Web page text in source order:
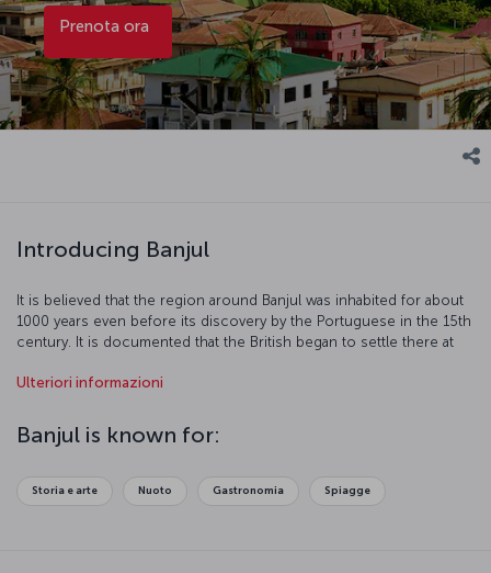
Prenota ora
Introducing Banjul
It is believed that the region around Banjul was inhabited for about
1000 years even before its discovery by the Portuguese in the 15th
century. It is documented that the British began to settle there at
control the region. Banjul, sustaining the country's economy with
where you may spend enjoyable time.
Ulteriori informazioni
Banjul is known for:
Storia e arte Nuoto Gastronomia Spiagge